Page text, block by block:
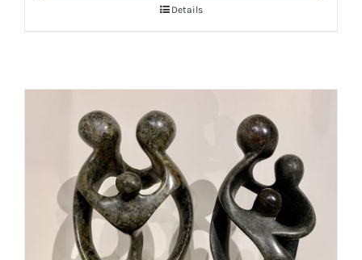
Details